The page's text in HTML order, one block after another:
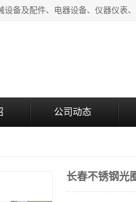
公司动态
长春不锈钢光